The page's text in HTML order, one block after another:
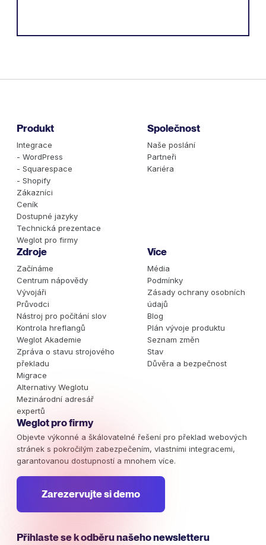
Produkt
Integrace
- WordPress
- Squarespace
- Shopify
Zákazníci
Ceník
Dostupné jazyky
Technická prezentace
Weglot pro firmy
Společnost
Naše poslání
Partneři
Kariéra
Zdroje
Začínáme
Centrum nápovědy
Vývojáři
Průvodci
Nástroj pro počítání slov
Kontrola hreflangů
Weglot Akademie
Zpráva o stavu strojového
překladu
Migrace
Alternativy Weglotu
Mezinárodní adresář
expertů
Více
Média
Podmínky
Zásady ochrany osobních
údajů
Blog
Plán vývoje produktu
Seznam změn
Stav
Důvěra a bezpečnost
Weglot pro firmy
Objevte výkonné a škálovatelné řešení pro překlad webových
stránek s pokročilým zabezpečením, vlastními integracemi,
garantovanou dostupností a mnohem více.
Zarezervujte si demo
Přihlaste se k odběru našeho newsletteru